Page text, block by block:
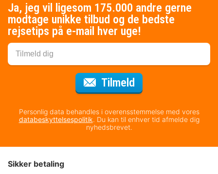
Ja, jeg vil ligesom 175.000 andre gerne
modtage unikke tilbud og de bedste
rejsetips på e-mail hver uge!
Tilmeld
Personlig data behandles i overensstemmelse med vores
databeskyttelsespolitik. Du kan til enhver tid afmelde dig
nyhedsbrevet.
Sikker betaling